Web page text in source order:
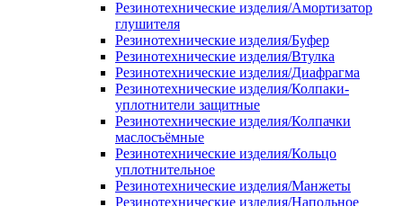
Резинотехнические изделия/Амортизатор
глушителя
Резинотехнические изделия/Буфер
Резинотехнические изделия/Втулка
Резинотехнические изделия/Диафрагма
Резинотехнические изделия/Колпаки-
уплотнители защитные
Резинотехнические изделия/Колпачки
маслосъёмные
Резинотехнические изделия/Кольцо
уплотнительное
Резинотехнические изделия/Манжеты
Резинотехнические изделия/Напольное